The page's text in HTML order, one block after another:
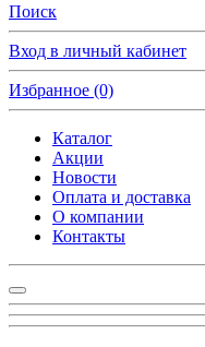
Поиск
Вход в личный кабинет
Избранное (0)
Каталог
Акции
Новости
Оплата и доставка
О компании
Контакты